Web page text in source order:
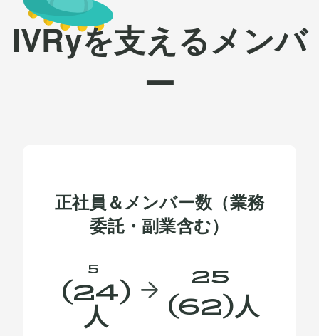
IVRyを支えるメンバ
ー
正社員＆メンバー数 （業務
委託・副業含む）
5
(24)
人
25
(62)人